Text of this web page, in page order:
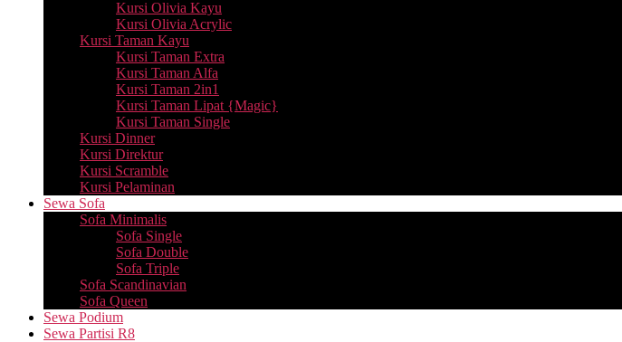
Kursi Olivia Kayu
Kursi Olivia Acrylic
Kursi Taman Kayu
Kursi Taman Extra
Kursi Taman Alfa
Kursi Taman 2in1
Kursi Taman Lipat {Magic}
Kursi Taman Single
Kursi Dinner
Kursi Direktur
Kursi Scramble
Kursi Pelaminan
Sewa Sofa
Sofa Minimalis
Sofa Single
Sofa Double
Sofa Triple
Sofa Scandinavian
Sofa Queen
Sewa Podium
Sewa Partisi R8